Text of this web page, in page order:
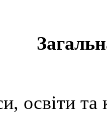
освіти